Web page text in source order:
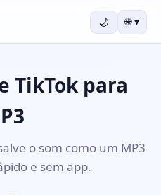
🌙 🌐▾
TikTok para
o som como um MP3
e sem app.